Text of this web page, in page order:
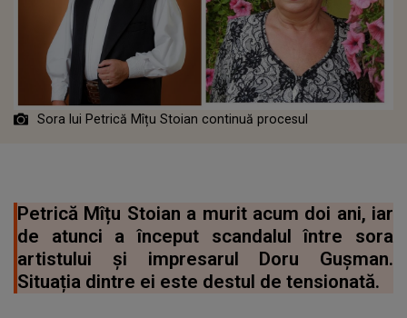
Sora lui Petrică Mîțu Stoian continuă procesul
Petrică Mîțu Stoian a murit acum doi ani, iar
de atunci a început scandalul între sora
artistului și impresarul Doru Gușman.
Situația dintre ei este destul de tensionată.